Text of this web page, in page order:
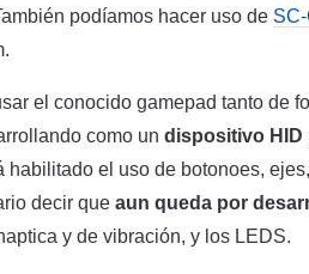
podíamos hacer uso de
el conocido gamepad tanto de
como un dispositivo HID
el uso de botonoes,
decir que aun queda por
y de vibración, y los LEDS.